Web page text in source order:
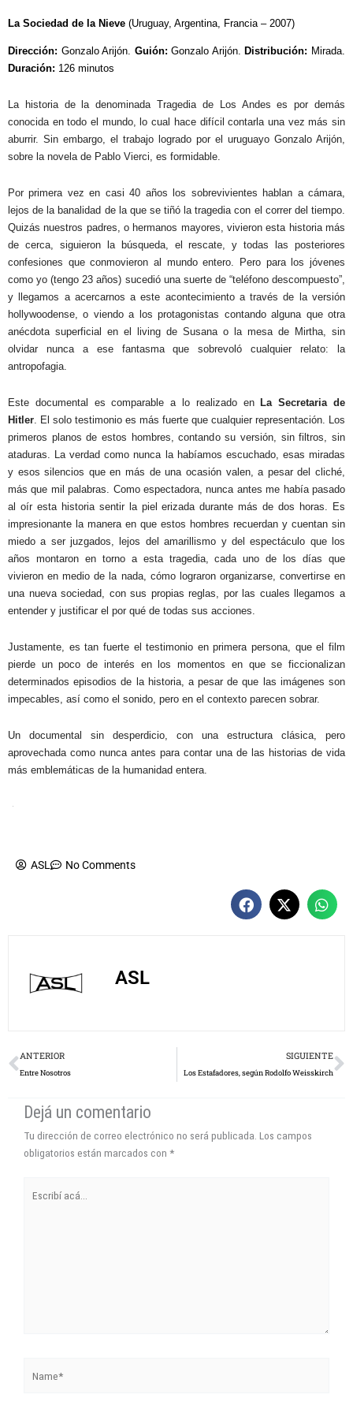
La Sociedad de la Nieve (Uruguay, Argentina, Francia – 2007)
Dirección: Gonzalo Arijón. Guión: Gonzalo Arijón. Distribución: Mirada.
Duración: 126 minutos
La historia de la denominada Tragedia de Los Andes es por demás
conocida en todo el mundo, lo cual hace difícil contarla una vez más sin
aburrir. Sin embargo, el trabajo logrado por el uruguayo Gonzalo Arijón,
sobre la novela de Pablo Vierci, es formidable.
Por primera vez en casi 40 años los sobrevivientes hablan a cámara,
lejos de la banalidad de la que se tiñó la tragedia con el correr del tiempo.
Quizás nuestros padres, o hermanos mayores, vivieron esta historia más
de cerca, siguieron la búsqueda, el rescate, y todas las posteriores
confesiones que conmovieron al mundo entero. Pero para los jóvenes
como yo (tengo 23 años) sucedió una suerte de “teléfono descompuesto”,
y llegamos a acercarnos a este acontecimiento a través de la versión
hollywoodense, o viendo a los protagonistas contando alguna que otra
anécdota superficial en el living de Susana o la mesa de Mirtha, sin
olvidar nunca a ese fantasma que sobrevoló cualquier relato: la
antropofagia.
Este documental es comparable a lo realizado enLa Secretaria de
Hitler . El solo testimonio es más fuerte que cualquier representación. Los
primeros planos de estos hombres, contando su versión, sin filtros, sin
ataduras. La verdad como nunca la habíamos escuchado, esas miradas
y esos silencios que en más de una ocasión valen, a pesar del cliché,
más que mil palabras. Como espectadora, nunca antes me había pasado
al oír esta historia sentir la piel erizada durante más de dos horas. Es
impresionante la manera en que estos hombres recuerdan y cuentan sin
miedo a ser juzgados, lejos del amarillismo y del espectáculo que los
años montaron en torno a esta tragedia, cada uno de los días que
vivieron en medio de la nada, cómo lograron organizarse, convertirse en
una nueva sociedad, con sus propias reglas, por las cuales llegamos a
entender y justificar el por qué de todas sus acciones.
Justamente, es tan fuerte el testimonio en primera persona, que el film
pierde un poco de interés en los momentos en que se ficcionalizan
determinados episodios de la historia, a pesar de que las imágenes son
impecables, así como el sonido, pero en el contexto parecen sobrar.
Un documental sin desperdicio, con una estructura clásica, pero
aprovechada como nunca antes para contar una de las historias de vida
más emblemáticas de la humanidad entera.
ASL No Comments
ASL
Prev
ANTERIOR
Entre Nosotros
SIGUIENTE
Los Estafadores, según Rodolfo Weisskirch
Dejá un comentario
Tu dirección de correo electrónico no será publicada. Los campos
obligatorios están marcados con *
acá...